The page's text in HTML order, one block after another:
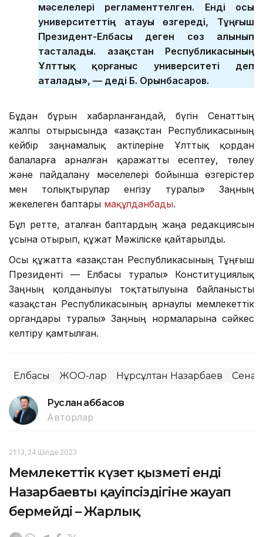
мәселелері регламенттелген. Енді осы
университеттің атауы өзгереді, Тұңғыш
Президент-Елбасы деген сөз алынып
тасталады. Қазақстан Республикасының
Ұлттық қорғаныс университеті деп
аталады», — деді Б. Орынбасаров.
Бұдан бұрын хабарланғандай, бүгін Сенаттың
жалпы отырысында «Қазақстан Республикасының
кейбір заңнамалық актілеріне Ұлттық қордан
балаларға арналған қаражатты есептеу, төлеу
және пайдалану мәселелері бойынша өзгерістер
мен толықтырулар енгізу туралы» Заңның
жекелеген баптары мақұлданбады.
Бұл ретте, аталған баптардың жаңа редакциясын
ұсына отырып, құжат Мәжіліске қайтарылды.
Осы құжатта «Қазақстан Республикасының Тұңғыш
Президенті — Елбасы туралы» Конституциялық
Заңның қолданылуы тоқтатылуына байланысты
«Қазақстан Республикасының арнаулы мемлекеттік
органдары туралы» Заңның нормаларына сәйкес
келтіру қамтылған.
Елбасы ЖОО-лар Нұрсұлтан Назарбаев Сенат
Руслан Ғаббасов
Авторлар
21:13, 24 Шілде 2023
Мемлекеттік күзет қызметі енді
Назарбаевтың қауіпсіздігіне жауап
бермейді – Жарлық